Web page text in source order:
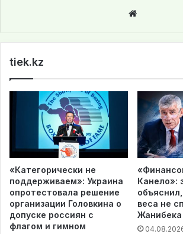
te
tiek.kz
«Категорически не
поддерживаем»: Украина
опротестовала решение
организации Головкина о
допуске россиян с
флагом и гимном
Канело»:
веса не